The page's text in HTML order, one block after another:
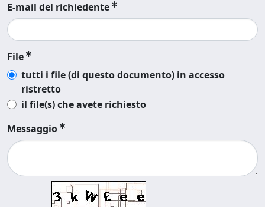
E-mail del richiedente
File
tutti i file (di questo documento) in accesso
ristretto
il file(s) che avete richiesto
Messaggio